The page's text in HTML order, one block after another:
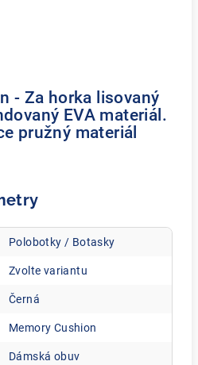
- Za horka lisovaný
EVA materiál.
pružný materiál
Polobotky / Botasky
Zvolte variantu
Černá
Memory Cushion
Dámská obuv